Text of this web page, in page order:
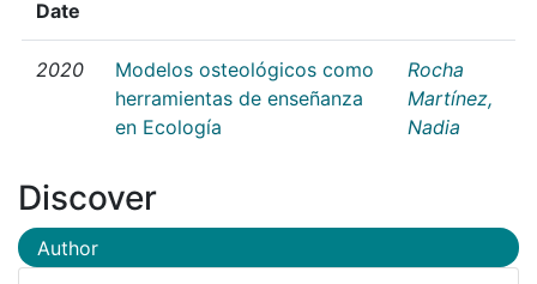
Date
2020
Modelos osteológicos como
herramientas de enseñanza
en Ecología
Rocha
Martínez,
Nadia
Discover
Author